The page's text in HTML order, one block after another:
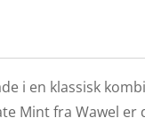
i en klassisk
Mint fra Wawel er